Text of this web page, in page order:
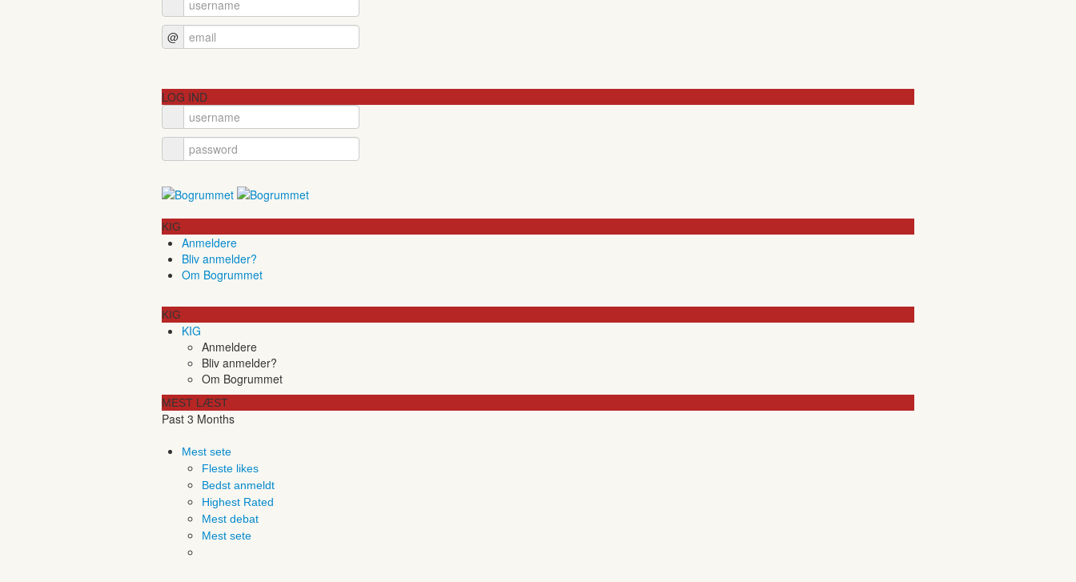
@
LOG IND
KIG
Anmeldere
Bliv anmelder?
Om Bogrummet
KIG
KIG
Anmeldere
Bliv anmelder?
Om Bogrummet
MEST LÆST
Past 3 Months
Mest sete
Fleste likes
Bedst anmeldt
Highest Rated
Mest debat
Mest sete